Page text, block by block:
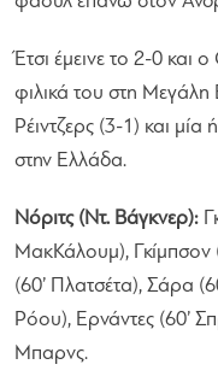
Έτσι έμεινε το 2-0 και
φιλικά του στη Μεγάλη
Ρέιντζερς (3-1) και μία
στην Ελλάδα.
Νόριτς (Ντ. Βάγκνερ):
ΜακΚάλουμ), Γκίμπσον
(60’ Πλατσέτα), Σάρα
Ρόου), Ερνάντες (60’
Μπαρνς.